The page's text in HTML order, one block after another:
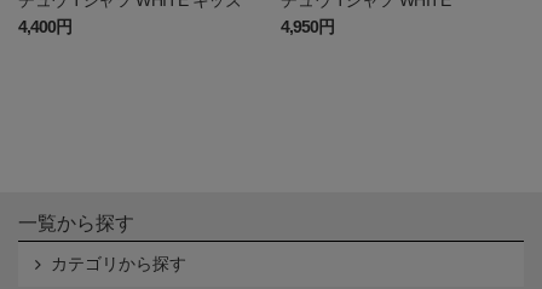
4,400円
4,950円
一覧から探す
カテゴリから探す